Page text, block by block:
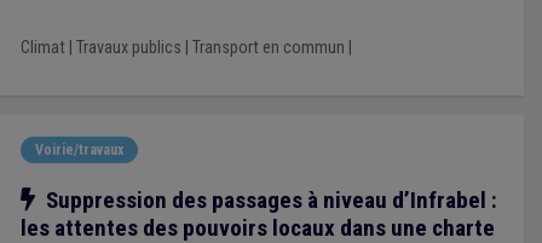
Climat| Travaux publics Transport en commun
Voirie/travaux
Notre action
Suppression des passages à niveau d’Infrabel :
les attentes des pouvoirs locaux dans une charte